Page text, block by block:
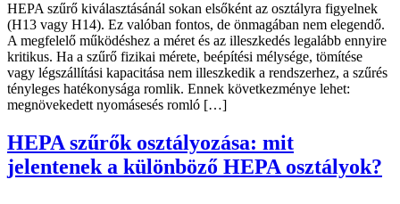
HEPA szűrő kiválasztásánál sokan elsőként az osztályra figyelnek
(H13 vagy H14). Ez valóban fontos, de önmagában nem elegendő.
A megfelelő működéshez a méret és az illeszkedés legalább ennyire
kritikus. Ha a szűrő fizikai mérete, beépítési mélysége, tömítése
vagy légszállítási kapacitása nem illeszkedik a rendszerhez, a szűrés
tényleges hatékonysága romlik. Ennek következménye lehet:
megnövekedett nyomásesés romló […]
HEPA szűrők osztályozása: mit
jelentenek a különböző HEPA osztályok?